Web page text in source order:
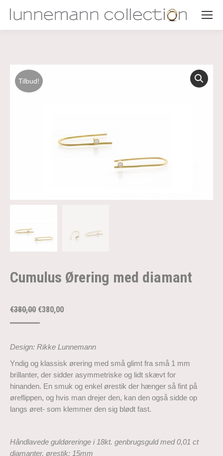
Tilbud!
Cumulus Ørering med diamant
€380,00 Den
oprindelige
var:
€380,00.
€380,00Den
er:
€380,00.
Design: Rikke Lunnemann
Yndig og klassisk ørering med små glimt fra små 1 mm
brillanter, der sidder asymmetriske og lidt skævt for
hinanden. En smuk og enkel ørestik der hænger så fint på
øreflippen, og hvis man drejer den, kan den også sidde op
langs øret- som klemmer den sig blødt fast.
Håndlavede guldøreringe i 18kt. genbrugsguld med 0,01 ct
diamanter, ørestik: 15mm